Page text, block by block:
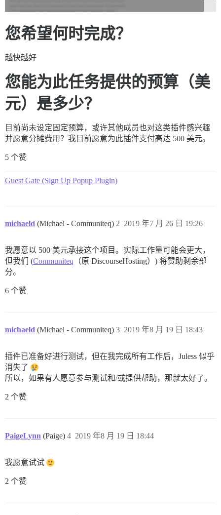
您希望何时完成？
越快越好
您能为此任务提供的预算（美
元）是多少？
目前尚未设定固定预算，或许其他成员也对这类插件感兴趣
并愿意分摊费用？我目前愿意为此插件支付高达 500 美元。
5 个赞
Guest Gate (Sign Up Popup Plugin)
michaeld (Michael - Communiteq) 2019 年7 月 26 日 19:26
2
我愿意以 500 美元承接这个项目。实际工作量可能会更大，
但我们 (Communiteq （原 DiscourseHosting）) 将赞助剩余部
分。
6 个赞
michaeld (Michael - Communiteq) 2019 年8 月 19 日 18:43
3
插件已准备好进行测试，但在我完成所有工作后，Juless 似乎
消失了
所以，如果有人愿意参与测试和/或提供帮助，那就太好了。
2 个赞
PaigeLynn (Paige) 2019 年8 月 19 日 18:44
4
我愿意试试
2 个赞